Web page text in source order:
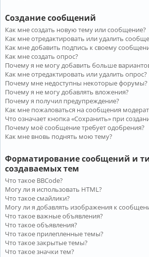
Создание сообщений
Как мне создать новую тему или сообщение?
Как мне отредактировать или удалить
Как мне добавить подпись к своему
Как мне создать опрос?
Почему я не могу добавить больше
Как мне отредактировать или удалить опрос?
Почему мне недоступны некоторые форумы?
Почему я не могу добавлять вложения?
Почему я получил предупреждение?
Как мне пожаловаться на сообщения
Что означает кнопка «Сохранить» при
Почему моё сообщение требует одобрения?
Как мне вновь поднять мою тему?
Форматирование сообщений и
создаваемых тем
Что такое BBCode?
Могу ли я использовать HTML?
Что такое смайлики?
Могу ли я добавлять изображения к
Что такое важные объявления?
Что такое объявления?
Что такое прилепленные темы?
Что такое закрытые темы?
Что такое значки тем?